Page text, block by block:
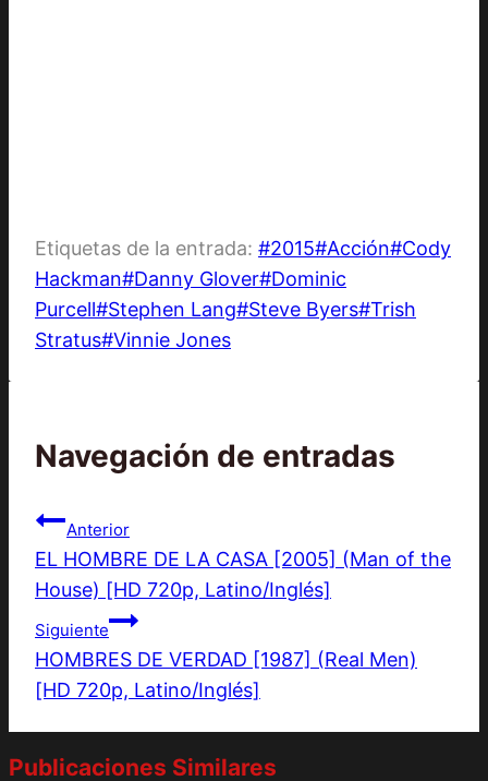
Etiquetas de la entrada: #2015#Acción#Cody
Hackman#Danny Glover#Dominic
Purcell#Stephen Lang#Steve Byers#Trish
Stratus#Vinnie Jones
Navegación de entradas
Anterior
EL HOMBRE DE LA CASA [2005] (Man of the
House) [HD 720p, Latino/Inglés]
Siguiente
HOMBRES DE VERDAD [1987] (Real Men)
[HD 720p, Latino/Inglés]
Publicaciones Similares